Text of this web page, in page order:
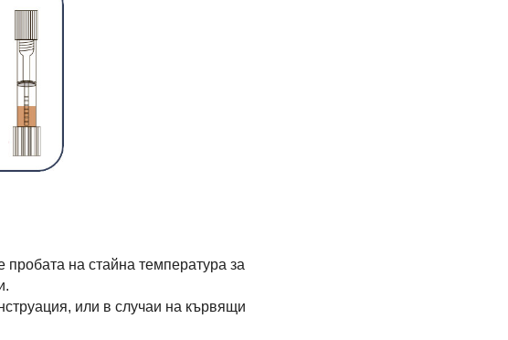
на стайна температура за
или в случаи на кървящи